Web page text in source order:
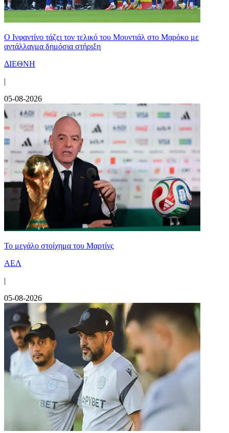
Ο Ινφαντίνο τάζει τον τελικό του Μουντιάλ στο Μαρόκο με
αντάλλαγμα δημόσια στήριξη
ΔΙΕΘΝΗ
|
05-08-2026
Το μεγάλο στοίχημα του Μαρτίνς
ΑΕΛ
|
05-08-2026